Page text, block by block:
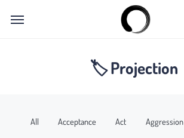
🏷 Projection
All Acceptance Act Aggression